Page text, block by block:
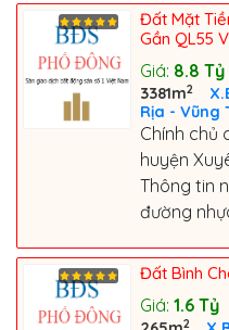
Đất Mặt
Gần QL55
Giá: 8.8 Tỷ
3381m2
Rịa - Vũng
Chính chủ
huyện
Thông tin
đường
Đất Bình
Giá: 1.6 Tỷ
2